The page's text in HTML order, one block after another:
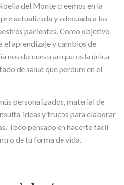
del Monte creemos en la
actualizada y adecuada a los
pacientes. Como objetivo
el aprendizaje y cambios de
nos demuestran que es la única
de salud que perdure en el
personalizados, material de
ideas y trucos para elaborar
Todo pensado en hacerte fácil
de tu forma de vida.